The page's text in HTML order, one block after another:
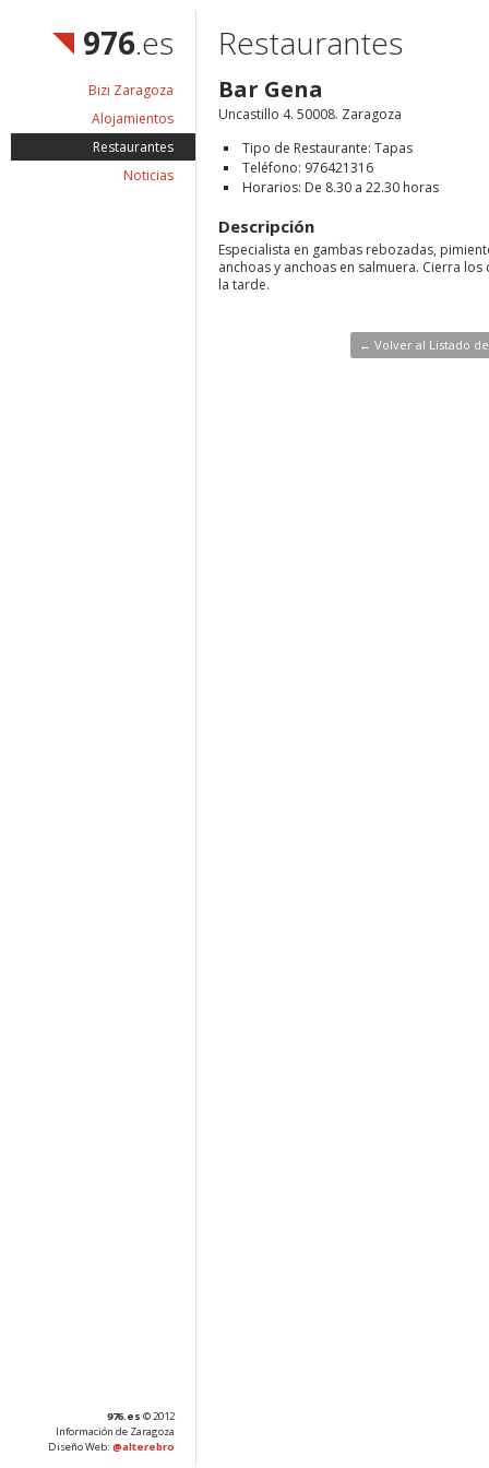
976.es
Bizi Zaragoza
Alojamientos
Restaurantes
Noticias
Restaurantes
Bar Gena
Uncastillo 4. 50008. Zaragoza
Tipo de Restaurante: Tapas
Teléfono: 976421316
Horarios: De 8.30 a 22.30 horas
Descripción
Especialista en gambas rebozadas,
anchoas y anchoas en salmuera. Cierra
la tarde.
← Volver al Listado
976.es © 2012
Información de Zaragoza
Diseño Web: @alterebro